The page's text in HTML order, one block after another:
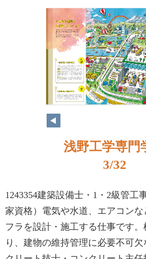
浅野工学専門
3/32
1243354建築設備士・1・2級管工
家資格）電気や水道、エアコン
フラを設計・施工する仕事です
り、建物の維持管理に必要不可